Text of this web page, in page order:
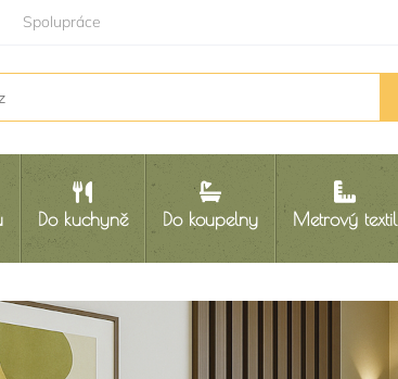
Spolupráce
Do kuchyně Do koupelny Metrový textil